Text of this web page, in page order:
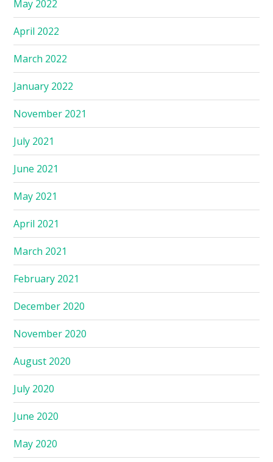
May 2022
April 2022
March 2022
January 2022
November 2021
July 2021
June 2021
May 2021
April 2021
March 2021
February 2021
December 2020
November 2020
August 2020
July 2020
June 2020
May 2020